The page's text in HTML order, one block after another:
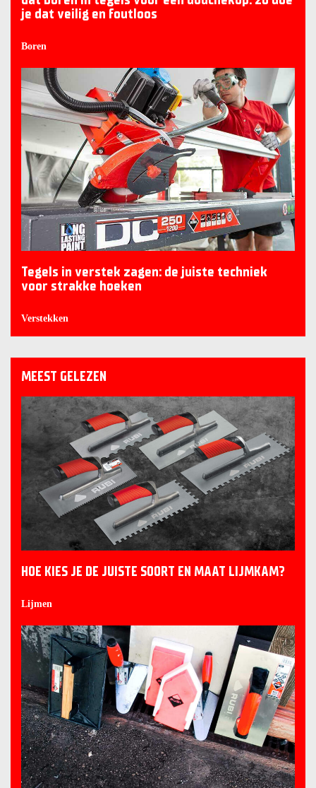
je dat veilig en foutloos
Boren
Tegels in verstek zagen: de juiste techniek
voor strakke hoeken
Verstekken
MEEST GELEZEN
HOE KIES JE DE JUISTE SOORT EN MAAT LIJMKAM?
Lijmen